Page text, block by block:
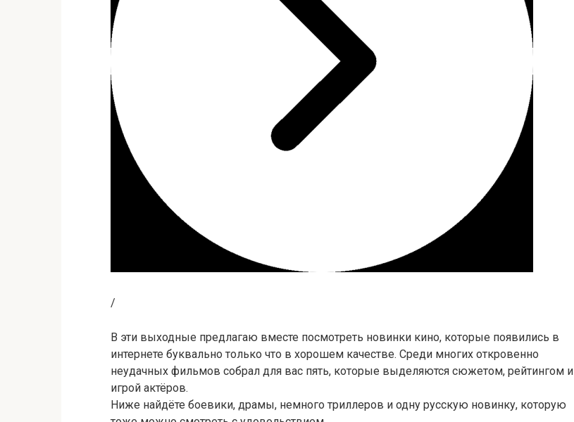
/
В эти выходные предлагаю вместе посмотреть новинки кино, которые появились в
интернете буквально только что в хорошем качестве. Среди многих откровенно
неудачных фильмов собрал для вас пять, которые выделяются сюжетом, рейтингом и
игрой актёров.
Ниже найдёте боевики, драмы, немного триллеров и одну русскую новинку, которую